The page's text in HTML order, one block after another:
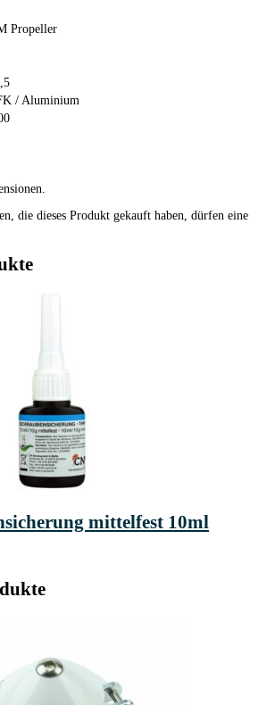
Propeller
/ Aluminium
die dieses Produkt gekauft haben, dürfen eine
mittelfest 10ml